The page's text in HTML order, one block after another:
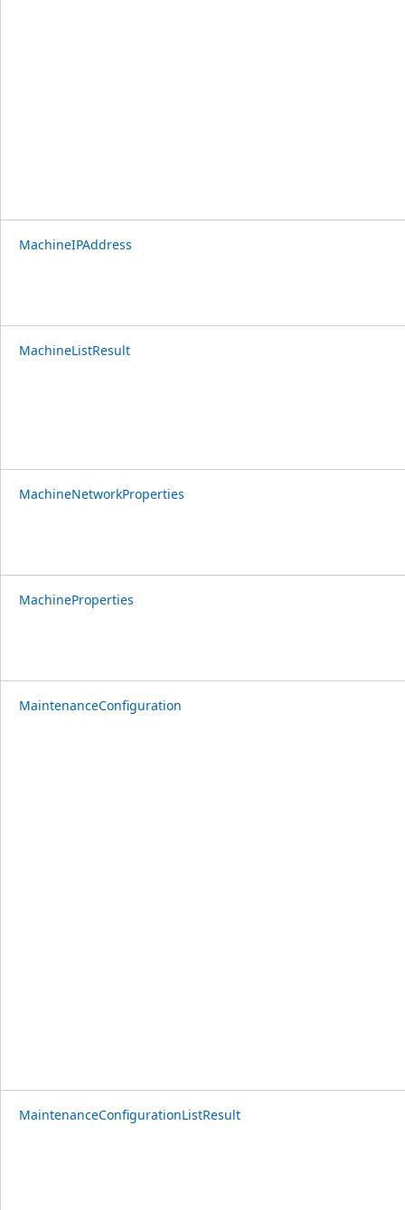
MachineIPAddress
MachineListResult
MachineNetworkProperties
MachineProperties
MaintenanceConfiguration
MaintenanceConfigurationListResult